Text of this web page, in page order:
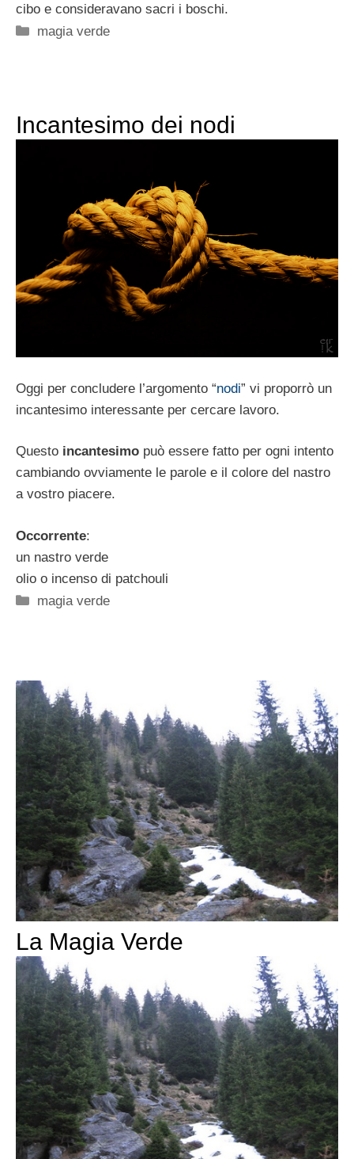
cibo e consideravano sacri i boschi.
Categorie
magia verde
Incantesimo dei nodi
Oggi per concludere l’argomento “nodi” vi proporrò un
incantesimo interessante per cercare lavoro.
Questo incantesimo può essere fatto per ogni intento
cambiando ovviamente le parole e il colore del nastro
a vostro piacere.
Occorrente:
un nastro verde
olio o incenso di patchouli
Categorie
magia verde
La Magia Verde